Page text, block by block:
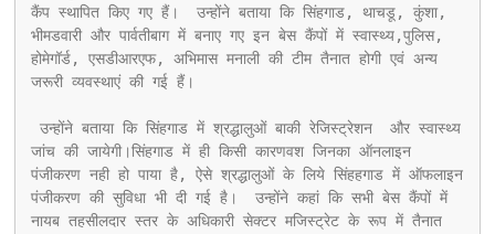
कैंप स्थापित किए गए हैं।  उन्होंने बताया कि सिंहगाड, थाचडू, कुंशा,
भीमडवारी और पार्वतीबाग में बनाए गए इन बेस कैंपों में स्वास्थ्य,पुलिस,
होमेगॉर्ड, एसडीआरएफ, अभिमास मनाली की टीम तैनात होगी एवं अन्य
जरूरी व्यवस्थाएं की गई हैं।
उन्होंने बताया कि सिंहगाड में श्रद्धालुओं बाकी रेजिस्ट्रेशन  और स्वास्थ्य
जांच की जायेगी।सिंहगाड में ही किसी कारणवश जिनका ऑनलाइन
पंजीकरण नही हो पाया है, ऐसे श्रद्धालुओं के लिये सिंहहगाड में ऑफलाइन
पंजीकरण की सुविधा भी दी गई है।  उन्होंने कहां कि सभी बेस कैंपों में
नायब तहसीलदार स्तर के अधिकारी सेक्टर मजिस्ट्रेट के रूप में तैनात